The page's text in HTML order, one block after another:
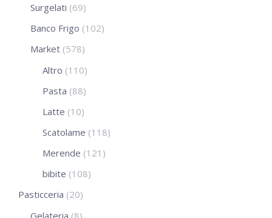
Surgelati (69)
Banco Frigo (102)
Market (578)
Altro (110)
Pasta (88)
Latte (10)
Scatolame (118)
Merende (121)
bibite (108)
Pasticceria (20)
Gelateria (8)